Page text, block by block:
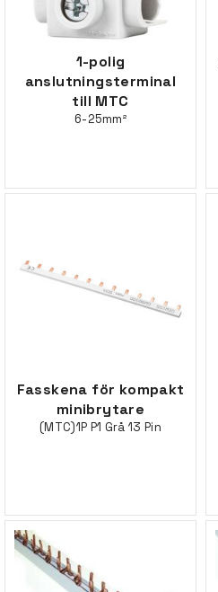
1-polig
anslutningsterminal
till MTC
6-25mm²
Fasskena för kompakt
minibrytare
(MTC)1P P1 Grå 13 Pin